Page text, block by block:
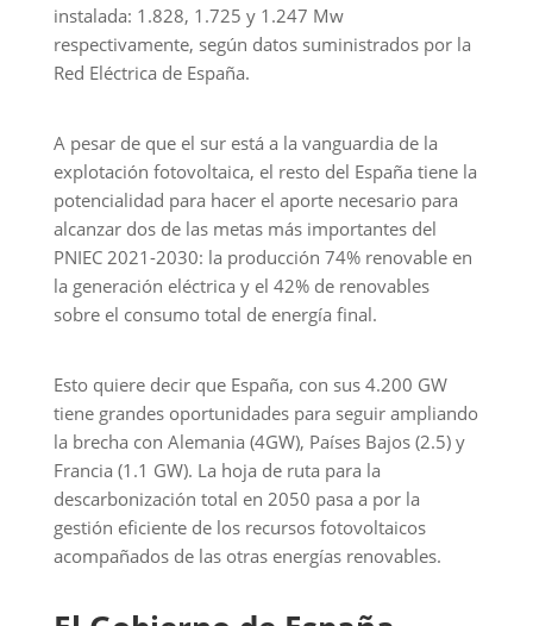
instalada: 1.828, 1.725 y 1.247 Mw
respectivamente, según datos suministrados por la
Red Eléctrica de España.
A pesar de que el sur está a la vanguardia de la
explotación fotovoltaica, el resto del España tiene la
potencialidad para hacer el aporte necesario para
alcanzar dos de las metas más importantes del
PNIEC 2021-2030: la producción 74% renovable en
la generación eléctrica y el 42% de renovables
sobre el consumo total de energía final.
Esto quiere decir que España, con sus 4.200 GW
tiene grandes oportunidades para seguir ampliando
la brecha con Alemania (4GW), Países Bajos (2.5) y
Francia (1.1 GW). La hoja de ruta para la
descarbonización total en 2050 pasa a por la
gestión eficiente de los recursos fotovoltaicos
acompañados de las otras energías renovables.